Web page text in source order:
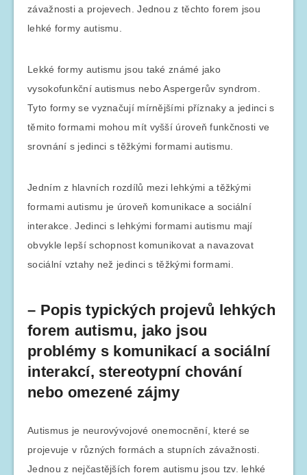
závažnosti a projevech. Jednou z těchto forem jsou
lehké formy autismu.
Lekké formy autismu jsou také známé jako
vysokofunkční autismus nebo Aspergerův syndrom.
Tyto formy se vyznačují mírnějšími příznaky a jedinci s
těmito formami mohou mít vyšší úroveň funkčnosti ve
srovnání s jedinci s těžkými formami autismu.
Jedním z hlavních rozdílů mezi lehkými a těžkými
formami autismu je úroveň komunikace a sociální
interakce. Jedinci s lehkými formami autismu mají
obvykle lepší schopnost komunikovat a navazovat
sociální vztahy než jedinci s těžkými formami.
– Popis typických projevů lehkých
forem autismu, jako jsou
problémy s komunikací a sociální
interakcí, stereotypní chování
nebo omezené zájmy
Autismus je neurovývojové onemocnění, které se
projevuje v různých formách a stupních závažnosti.
Jednou z nejčastějších forem autismu jsou tzv. lehké